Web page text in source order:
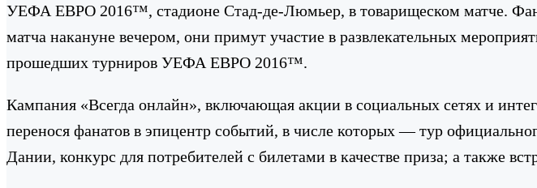
УЕФА ЕВРО 2016™, стадионе Стад-де-Люмьер, в товарищеском матче.
матча накануне вечером, они примут участие в развлекательных
прошедших турниров УЕФА ЕВРО 2016™.
Кампания «Всегда онлайн», включающая акции в социальных сетях и
перенося фанатов в эпицентр событий, в числе которых — тур
Дании, конкурс для потребителей с билетами в качестве приза; а также